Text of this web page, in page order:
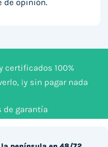
de opinión.
100%
¡y sin pagar nada
de garantía